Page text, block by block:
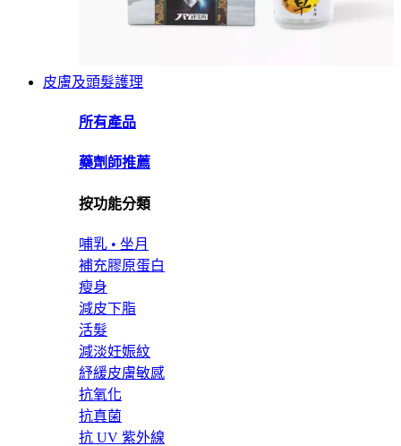
皮膚及頭髮護理
所有產品
藥劑師推薦
按功能分類
哺乳 • 坐月
補充膠原蛋白
瘦身
減皮下脂
活髮
減淡妊娠紋
紓緩皮膚敏感
抗氧化
抗真菌
抗 UV 紫外線